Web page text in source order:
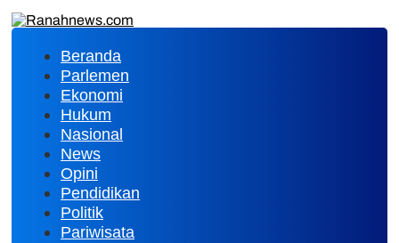
Beranda
Parlemen
Ekonomi
Hukum
Nasional
News
Opini
Pendidikan
Politik
Pariwisata